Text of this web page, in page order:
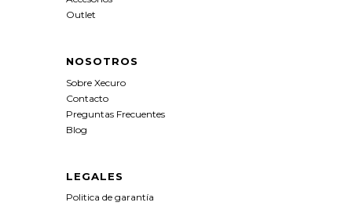
Outlet
NOSOTROS
Sobre Xecuro
Contacto
Preguntas Frecuentes
Blog
LEGALES
Politica de garantía